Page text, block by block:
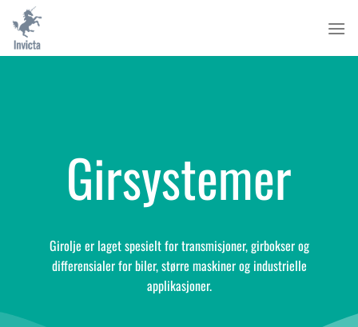
content
Girsystemer
Girolje er laget spesielt for transmisjoner, girbokser og
differensialer for biler, større maskiner og industrielle
applikasjoner.